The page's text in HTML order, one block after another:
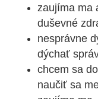
zaujíma ma
duševné
nesprávne
dýchať
chcem sa
naučiť sa